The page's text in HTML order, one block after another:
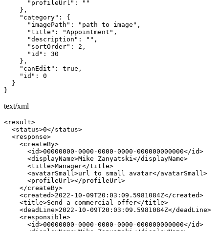
      "profileUrl": ""
    },
    "category": {
      "imagePath": "path to image",
      "title": "Appointment",
      "description": "",
      "sortOrder": 2,
      "id": 30
    },
    "canEdit": true,
    "id": 0
  }
}
text/xml
<result>
  <status>0</status>
  <response>
    <createBy>
      <id>00000000-0000-0000-0000-000000000000</id>
      <displayName>Mike Zanyatski</displayName>
      <title>Manager</title>
      <avatarSmall>url to small avatar</avatarSmall>
      <profileUrl></profileUrl>
    </createBy>
    <created>2022-10-09T20:03:09.5981084Z</created>
    <title>Send a commercial offer</title>
    <deadLine>2022-10-09T20:03:09.5981084Z</deadLine>
    <responsible>
      <id>00000000-0000-0000-0000-000000000000</id>